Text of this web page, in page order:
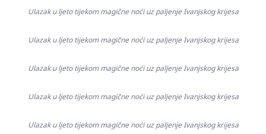
Ulazak u ljeto tijekom magične noći uz paljenje Ivanjskog krijesa
Ulazak u ljeto tijekom magične noći uz paljenje Ivanjskog krijesa
Ulazak u ljeto tijekom magične noći uz paljenje Ivanjskog krijesa
Ulazak u ljeto tijekom magične noći uz paljenje Ivanjskog krijesa
Ulazak u ljeto tijekom magične noći uz paljenje Ivanjskog krijesa